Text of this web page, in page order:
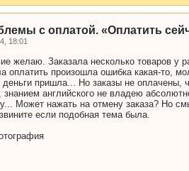
с оплатой. «Оплатить
18:01
желаю. Заказала несколько товаров у
оплатить произошла ошибка какая-то,
деньги пришла... Но заказы не оплачены,
знанием английского не владею
Может нажать на отмену заказа? Но
если подобная тема была.